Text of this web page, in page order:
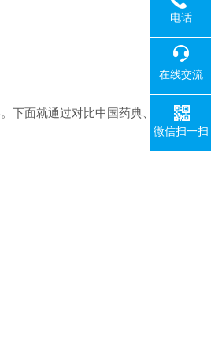
下面就通过对比中国药典、
电话
在线交流
微信扫一扫